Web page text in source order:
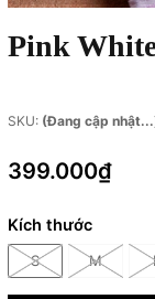
Pink
SKU: (Đang cập
399.000₫
Kích thước
S M